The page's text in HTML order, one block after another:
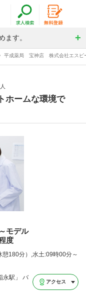
ます。
平成薬局 宝神店 株式会社エスピ
ホームな環境で
モデル
度
180分）,水土:09時00分～
永駅」 バ
アクセス